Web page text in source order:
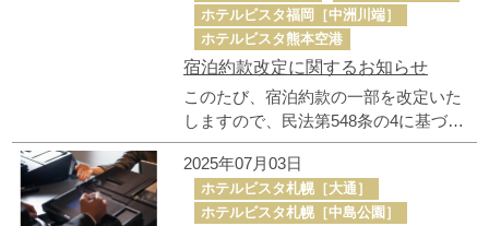
ホテルビスタ福岡［中洲川端］
ホテルビスタ熊本空港
宿泊約款改定に関するお知らせ
このたび、宿泊約款の一部を改定いた
しますので、民法第548条の4に基づ
き、事前にご案内申し上げます。 改定
後の宿泊約款は、2025年10月1日（予
定）より適用開始いたします。
2025年07月03日
ホテルビスタ札幌［大通］
ホテルビスタ札幌［中島公園］